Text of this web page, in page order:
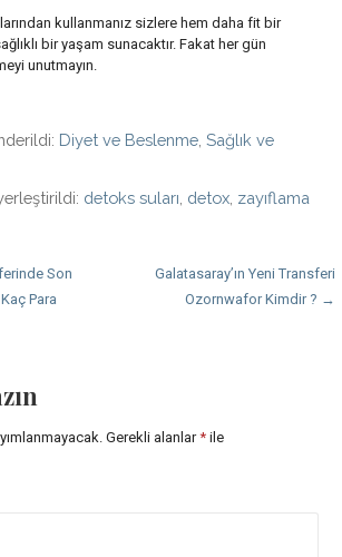
kullanmanız sizlere hem daha fit bir
bir yaşam sunacaktır. Fakat her gün
unutmayın.
Diyet ve Beslenme ,Sağlık ve
detoks suları detox zayıflama
Son
Para
Galatasaray’ın Yeni Transferi
Ozornwafor Kimdir ? →
Gerekli alanlar*ile